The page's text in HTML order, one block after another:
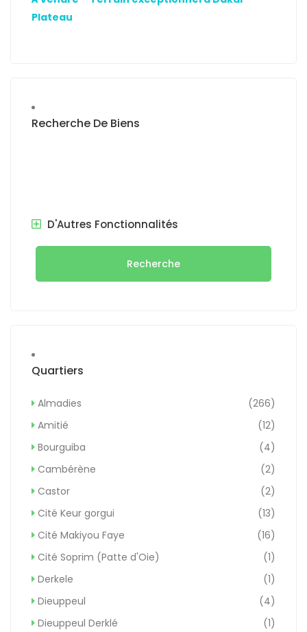
Plateau
Recherche De Biens
D'Autres Fonctionnalités
Recherche
Quartiers
Almadies
(266)
Amitié
(12)
Bourguiba
(4)
Cambérène
(2)
Castor
(2)
Cité Keur gorgui
(13)
Cité Makiyou Faye
(16)
Cité Soprim (Patte d'Oie)
(1)
Derkele
(1)
Dieuppeul
(4)
Dieuppeul Derklé
(1)